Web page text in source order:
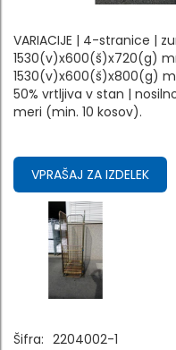
VARIACIJE | 4-stranice |
1530(v)x600(š)x720(g)
1530(v)x600(š)x800(g)
50% vrtljiva v stan |
meri (min. 10 kosov).
VPRAŠAJ ZA IZDELEK
Šifra: 2204002-1